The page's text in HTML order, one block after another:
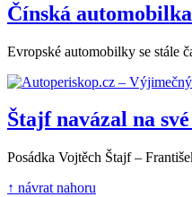
Čínská
Evropské automobilky se stále
Štajf navázal na
Posádka Vojtěch Štajf –
↑ návrat nahoru